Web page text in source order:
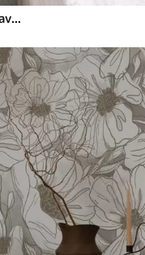
Estilo Morris: peonías y hierbas en suaves tonos beige y verdes